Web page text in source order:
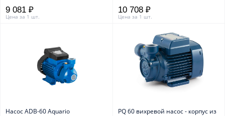
9 081 ₽
Цена за 1 шт.
10 708 ₽
Цена за 1 шт.
Насос ADB-60 Aquario
PQ 60 вихревой насос - корпус из